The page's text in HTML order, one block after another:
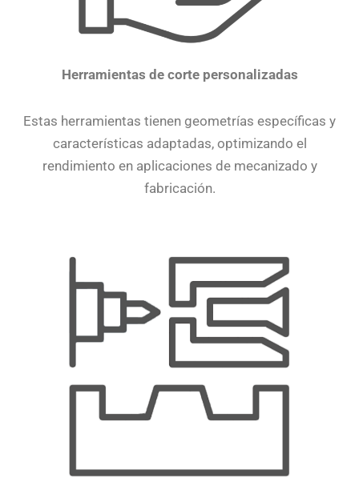
Herramientas de corte personalizadas
Estas herramientas tienen geometrías específicas y
características adaptadas, optimizando el
rendimiento en aplicaciones de mecanizado y
fabricación.